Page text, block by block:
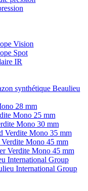
Vision
Spot
IR
synthétique Beaulieu
28 mm
Mono 25 mm
Mono 30 mm
Verdite Mono 35 mm
Mono 45 mm
Verdite Mono 45 mm
International Group
International Group